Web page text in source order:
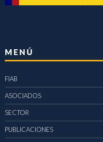
MENÚ
FIAB
ASOCIADOS
SECTOR
PUBLICACIONES